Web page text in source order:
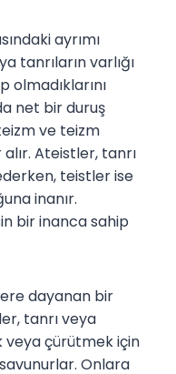
ayrımı
tanrıların varlığı
olmadıklarını
net bir duruş
ve teizm
Ateistler, tanrı
teistler ise
inanır.
bir inanca sahip
dayanan bir
tanrı veya
veya çürütmek için
savunurlar. Onlara